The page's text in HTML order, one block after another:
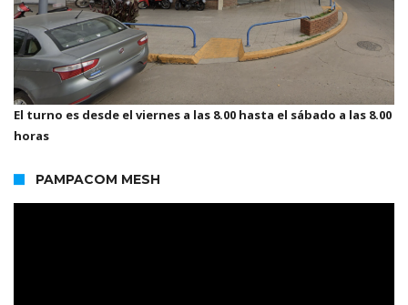
El turno es desde el viernes a las 8.00 hasta el sábado a las 8.00
horas
PAMPACOM MESH